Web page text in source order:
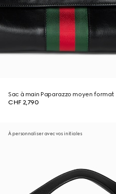
Sac à main Paparazzo moyen format
CHF 2,790
À personnaliser avec vos initiales